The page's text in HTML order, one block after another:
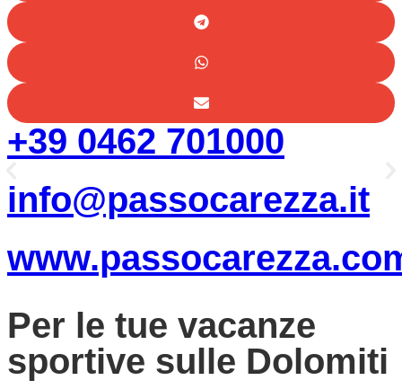
+39 0462 701000
info@passocarezza.it
Per le tue vacanze
sportive sulle Dolomiti